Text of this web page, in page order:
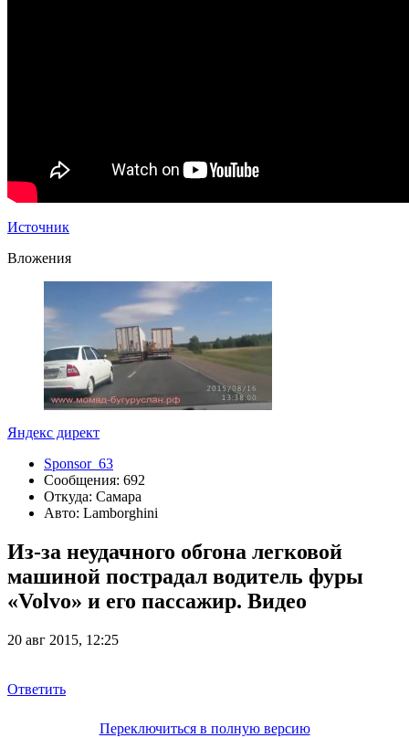
Источник
Вложения
Яндекс директ
Sponsor_63
Сообщения: 692
Откуда: Самара
Авто: Lamborghini
Из-за неудачного обгона легковой
машиной пострадал водитель фуры
«Volvo» и его пассажир. Видео
20 авг 2015, 12:25
Ответить
Переключиться в полную версию